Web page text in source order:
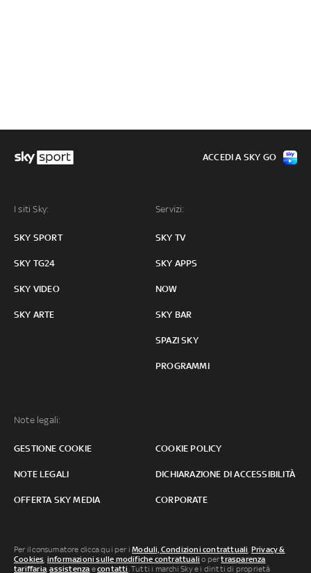
I siti Sky:
SKY SPORT
SKY TG24
SKY VIDEO
SKY ARTE
Servizi:
SKY TV
SKY APPS
NOW
SKY BAR
SPAZI SKY
PROGRAMMI
Note legali:
GESTIONE COOKIE COOKIE POLICY
NOTE LEGALI DICHIARAZIONE DI ACCESSIBILITÀ
OFFERTA SKY MEDIA CORPORATE
ACCEDI A SKY GO
Per il consumatore clicca qui per iModuli, Condizioni contrattuali, Privacy &
Cookies, informazioni sulle modifiche contrattuali o pertrasparenza
tariffaria,assistenza econtatti. Tutti i marchi Sky e i diritti di proprietà